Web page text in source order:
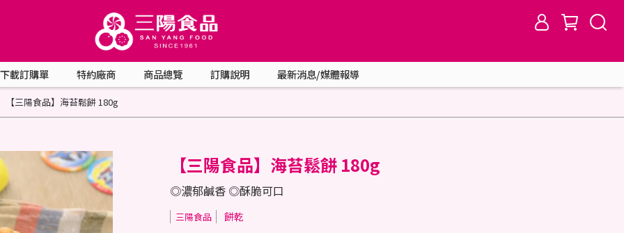
下載訂購單 特約廠商 商品總覽 訂購說明 最新消息/媒體報導
【三陽食品】海苔鬆餅 180g
【三陽食品】海苔鬆餅 180g
◎濃郁鹹香 ◎酥脆可口
三陽食品 餅乾